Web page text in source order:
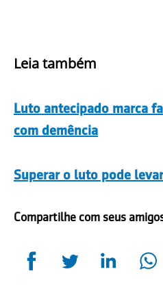
Leia também
Luto antecipado marca
com demência
Superar o luto pode
Compartilhe com seus